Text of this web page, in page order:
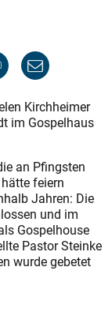
Kirchheimer
im Gospelhaus
an Pfingsten
feiern
Jahren: Die
und im
Gospelhouse
Pastor Steinke
wurde gebetet